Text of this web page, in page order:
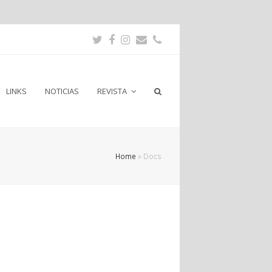
Twitter
Facebook
Instagram
Email
LINKS NOTICIAS REVISTA
Home » Docs